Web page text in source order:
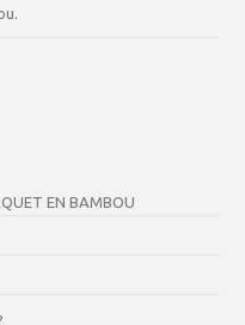
EN BAMBOU